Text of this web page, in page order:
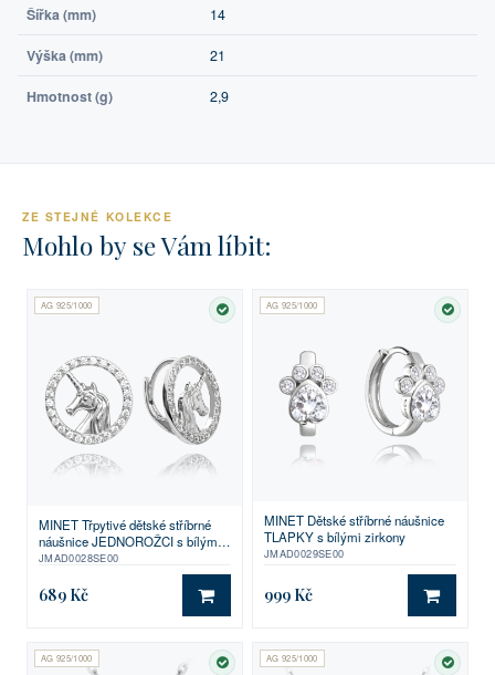
Šířka (mm) 14
Výška (mm) 21
Hmotnost (g) 2,9
ZE STEJNÉ KOLEKCE
Mohlo by se Vám líbit:
AG 925/1000
SKLADEM
MINET Třpytivé dětské stříbrné
náušnice JEDNOROŽCI s bílými
zirkony
JMAD0028SE00
689 Kč DO KOŠÍKU
AG 925/1000
MINET Dětské stříbrné náušnice
TLAPKY s bílými zirkony
JMAD0029SE00
999 Kč DO
AG 925/1000
SKLADEM
AG 925/1000